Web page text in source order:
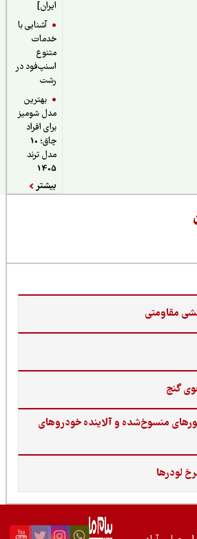
آشنایی با
خدمات
اسنپ‌فود در
بهترین
مدل شومیز
برای افراد
چاق؛ 10
مدل ترند
منسوخ‌شده و آلاینده خودروهای